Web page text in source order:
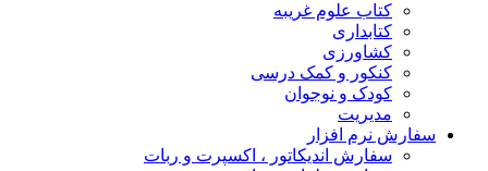
کتاب علوم غریبه
کتابداری
کشاورزی
کنکور و کمک‌ درسی
کودک و نوجوان
مدیریت
سفارش نرم افزار
سفارش اندیکاتور ، اکسپرت و ربات